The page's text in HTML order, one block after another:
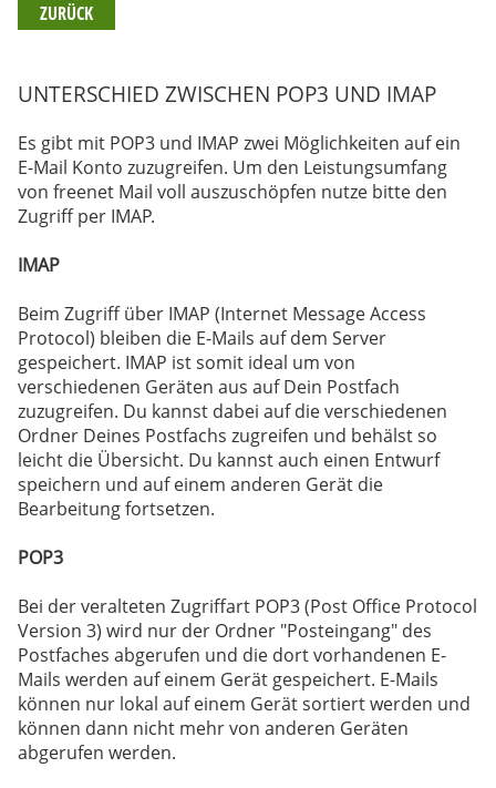
ZURÜCK
UNTERSCHIED ZWISCHEN POP3 UND IMAP
Es gibt mit POP3 und IMAP zwei Möglichkeiten auf ein
E-Mail Konto zuzugreifen. Um den Leistungsumfang
von freenet Mail voll auszuschöpfen nutze bitte den
Zugriff per IMAP.
IMAP
Beim Zugriff über IMAP (Internet Message Access
Protocol) bleiben die E-Mails auf dem Server
gespeichert. IMAP ist somit ideal um von
verschiedenen Geräten aus auf Dein Postfach
zuzugreifen. Du kannst dabei auf die verschiedenen
Ordner Deines Postfachs zugreifen und behälst so
leicht die Übersicht. Du kannst auch einen Entwurf
speichern und auf einem anderen Gerät die
Bearbeitung fortsetzen.
POP3
Bei der veralteten Zugriffart POP3 (Post Office Protocol
Version 3) wird nur der Ordner "Posteingang" des
Postfaches abgerufen und die dort vorhandenen E-
Mails werden auf einem Gerät gespeichert. E-Mails
können nur lokal auf einem Gerät sortiert werden und
können dann nicht mehr von anderen Geräten
abgerufen werden.